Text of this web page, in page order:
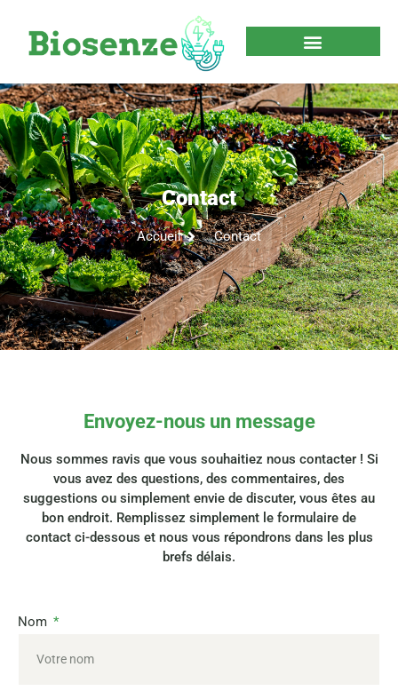
Contact
Accueil Contact
Envoyez-nous un message
Nous sommes ravis que vous souhaitiez nous contacter ! Si
vous avez des questions, des commentaires, des
suggestions ou simplement envie de discuter, vous êtes au
bon endroit. Remplissez simplement le formulaire de
contact ci-dessous et nous vous répondrons dans les plus
brefs délais.
Nom